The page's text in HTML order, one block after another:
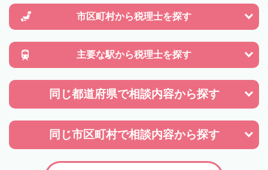
市区町村から税理士を探す
主要な駅から税理士を探す
同じ都道府県で相談内容から探す
同じ市区町村で相談内容から探す